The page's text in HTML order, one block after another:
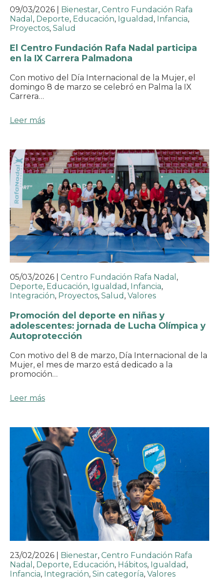
09/03/2026 Bienestar, Centro Fundación Rafa
Nadal , Deporte, Educación, Igualdad , Infancia,
Proyectos, Salud
El Centro Fundación Rafa Nadal participa
en la IX Carrera Palmadona
Con motivo del Día Internacional de la Mujer, el
domingo 8 de marzo se celebró en Palma la IX
Carrera…
Leer más
05/03/2026 Centro Fundación Rafa Nadal ,
Deporte, Educación, Igualdad , Infancia,
Integración, Proyectos, Salud , Valores
Promoción del deporte en niñas y
adolescentes: jornada de Lucha Olímpica y
Autoprotección
Con motivo del 8 de marzo, Día Internacional de la
Mujer, el mes de marzo está dedicado a la
promoción…
Leer más
23/02/2026 Bienestar, Centro Fundación Rafa
Nadal , Deporte, Educación, Hábitos, Igualdad ,
Infancia, Integración, Sin categoría, Valores